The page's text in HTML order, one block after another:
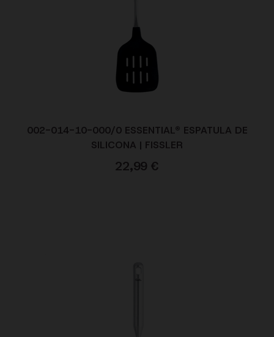
002-014-10-000/0 ESSENTIAL® ESPATULA DE
SILICONA | FISSLER
22,99 €